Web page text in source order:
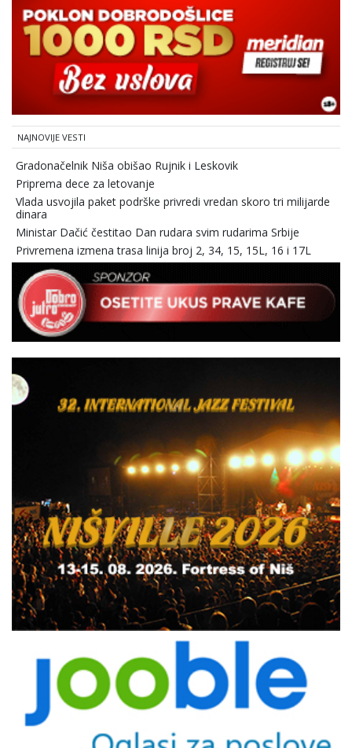
NAJNOVIJE VESTI
Gradonačelnik Niša obišao Rujnik i Leskovik
Priprema dece za letovanje
Vlada usvojila paket podrške privredi vredan skoro tri milijarde
dinara
Ministar Dačić čestitao Dan rudara svim rudarima Srbije
Privremena izmena trasa linija broj 2, 34, 15, 15L, 16 i 17L